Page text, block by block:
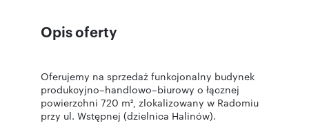
Opis oferty
Oferujemy na sprzedaż funkcjonalny budynek
produkcyjno–handlowo–biurowy o łącznej
powierzchni 720 m², zlokalizowany w Radomiu
przy ul. Wstępnej (dzielnica Halinów).